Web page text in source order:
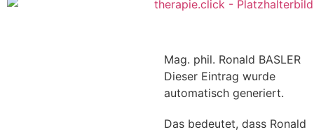
Mag. phil. Ronald BASLER
Dieser Eintrag wurde
automatisch generiert.
Das bedeutet, dass Ronald